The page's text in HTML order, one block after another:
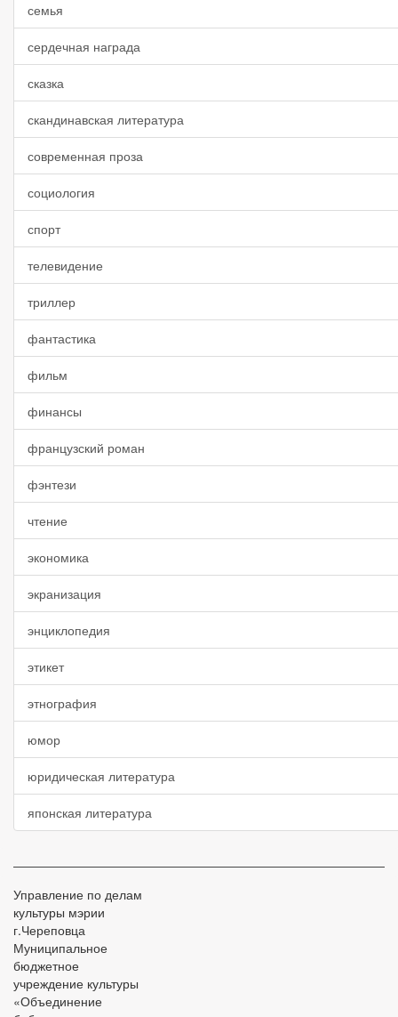
семья
сердечная награда
сказка
скандинавская литература
современная проза
социология
спорт
телевидение
триллер
фантастика
фильм
финансы
французский роман
фэнтези
чтение
экономика
экранизация
энциклопедия
этикет
этнография
юмор
юридическая литература
японская литература
Управление по делам
культуры мэрии
г.Череповца
Муниципальное
бюджетное
учреждение культуры
«Объединение